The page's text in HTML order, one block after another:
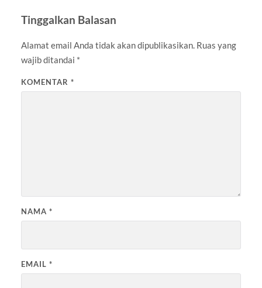
Tinggalkan Balasan
Alamat email Anda tidak akan dipublikasikan. Ruas yang
wajib ditandai *
KOMENTAR *
NAMA *
EMAIL *